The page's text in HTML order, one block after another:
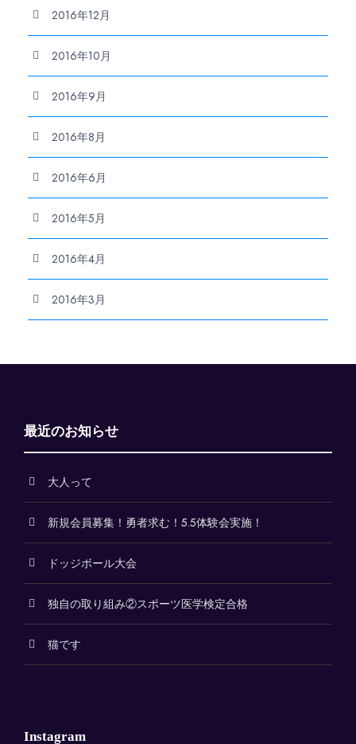
2016年12月
2016年10月
2016年9月
2016年8月
2016年6月
2016年5月
2016年4月
2016年3月
最近のお知らせ
大人って
新規会員募集！勇者求む！5.5体験会実施！
ドッジボール大会
独自の取り組み②スポーツ医学検定合格
猫です
Instagram